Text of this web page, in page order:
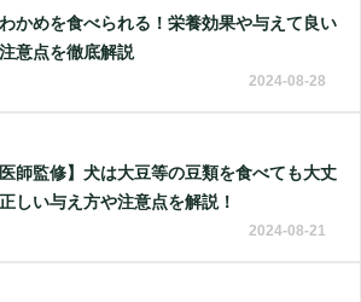
かめを食べられる！栄養効果や与えて良い
意点を徹底解説
2024-08-28
医師監修】犬は大豆等の豆類を食べても大丈
しい与え方や注意点を解説！
2024-08-21